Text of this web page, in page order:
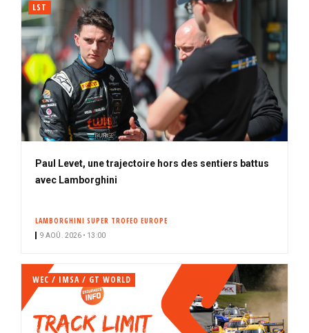
LST
Paul Levet, une trajectoire hors des sentiers battus
avec Lamborghini
LAMBORGHINI SUPER TROFEO EUROPE
9 AOÛ. 2026 • 13:00
WEC / IMSA / GT WORLD